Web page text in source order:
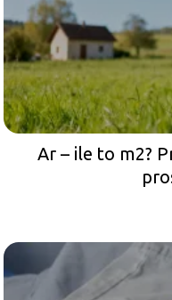
Ar – ile to m2?